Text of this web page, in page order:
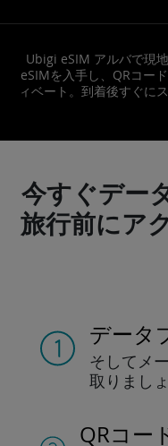
Ubigi eSIM アルバで現
eSIMを入手し、QRコー
ィベート。到着後すぐに
今すぐデー
旅行前にア
データ
そしてメ
取りまし
QRコー